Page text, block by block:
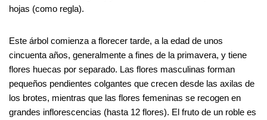
hojas (como regla).
Este árbol comienza a florecer tarde, a la edad de unos
cincuenta años, generalmente a fines de la primavera, y tiene
flores huecas por separado. Las flores masculinas forman
pequeños pendientes colgantes que crecen desde las axilas de
los brotes, mientras que las flores femeninas se recogen en
grandes inflorescencias (hasta 12 flores). El fruto de un roble es